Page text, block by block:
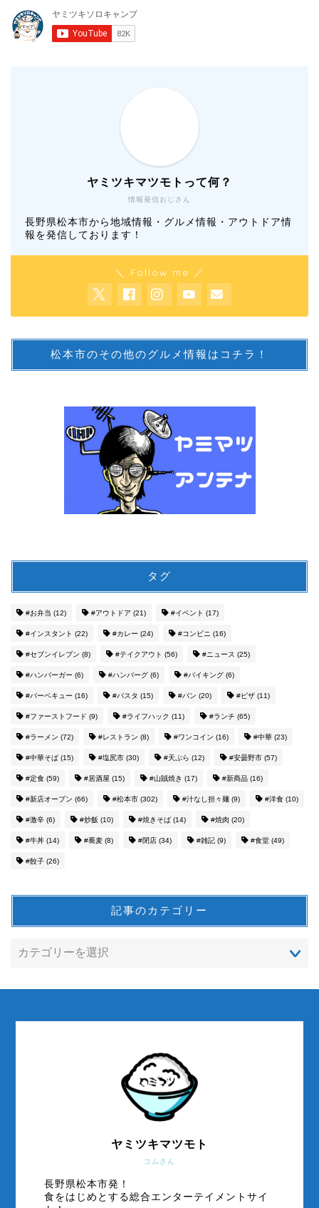
情報発信おじさん
ヤミツキマツモトって何？
長野県松本市から地域情報・グルメ情報・アウトドア情
報を発信しております！
＼ Follow me ／
松本市のその他のグルメ情報はコチラ！
タグ
#お弁当 (12) #アウトドア (21) #イベント (17)
#インスタント (22) #カレー (24) #コンビニ (16)
#セブンイレブン (8) #テイクアウト (56) #ニュース (25)
#ハンバーガー (6) #ハンバーグ (6) #バイキング (6)
#バーベキュー (16) #パスタ (15) #パン (20) #ピザ (11)
#ファーストフード (9) #ライフハック (11) #ランチ (65)
#ラーメン (72) #レストラン (8) #ワンコイン (16) #中華 (23)
#中華そば (15) #塩尻市 (30) #天ぷら (12) #安曇野市 (57)
#定食 (59) #居酒屋 (15) #山賊焼き (17) #新商品 (16)
#新店オープン (66) #松本市 (302) #汁なし担々麺 (9) #洋食 (10)
#激辛 (6) #炒飯 (10) #焼きそば (14) #焼肉 (20)
#牛丼 (14) #蕎麦 (8) #閉店 (34) #雑記 (9) #食堂 (49)
#餃子 (26)
記事のカテゴリー
コムさん
ヤミツキマツモト
長野県松本市発！
食をはじめとする総合エンターテイメントサイ